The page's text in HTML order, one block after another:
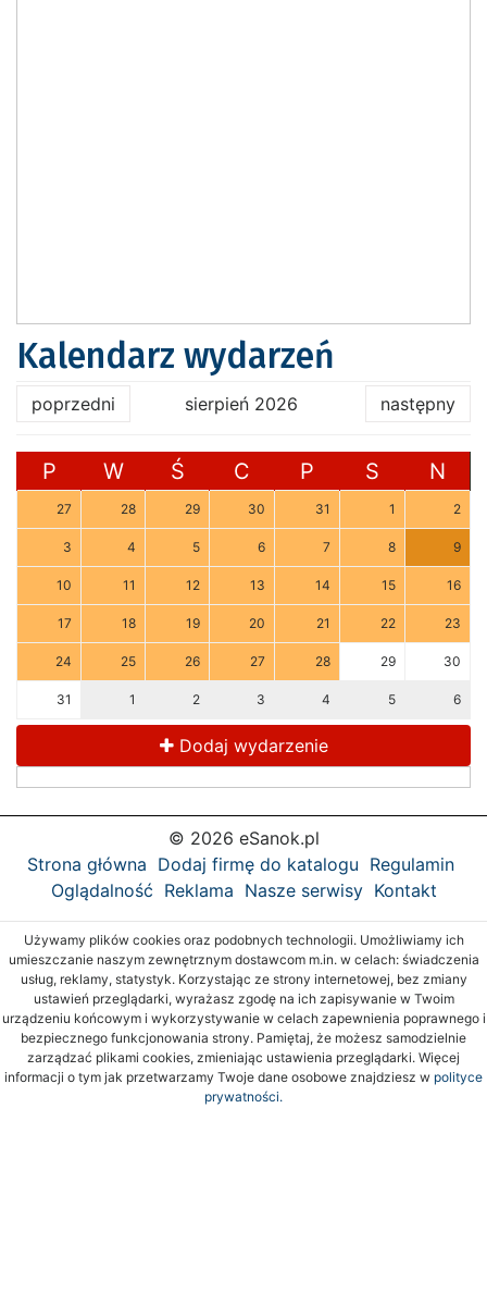
Kalendarz wydarzeń
poprzedni sierpień 2026 następny
P W Ś C P S N
27 28 29 30 31 1 2
3 4 5 6 7 8 9
10 11 12 13 14 15 16
17 18 19 20 21 22 23
24 25 26 27 28 29 30
31 1 2 3 4 5 6
Dodaj wydarzenie
© 2026 eSanok.pl
Strona główna Dodaj firmę do katalogu Regulamin
Oglądalność Reklama Nasze serwisy Kontakt
Używamy plików cookies oraz podobnych technologii. Umożliwiamy ich
umieszczanie naszym zewnętrznym dostawcom m.in. w celach: świadczenia
usług, reklamy, statystyk. Korzystając ze strony internetowej, bez zmiany
ustawień przeglądarki, wyrażasz zgodę na ich zapisywanie w Twoim
urządzeniu końcowym i wykorzystywanie w celach zapewnienia poprawnego i
bezpiecznego funkcjonowania strony. Pamiętaj, że możesz samodzielnie
zarządzać plikami cookies, zmieniając ustawienia przeglądarki. Więcej
informacji o tym jak przetwarzamy Twoje dane osobowe znajdziesz w polityce
prywatności.